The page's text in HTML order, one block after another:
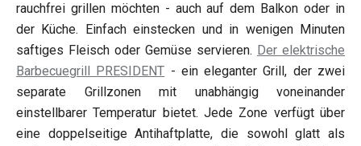
rauchfrei grillen möchten - auch auf dem Balkon oder in
der Küche. Einfach einstecken und in wenigen Minuten
saftiges Fleisch oder Gemüse servieren. Der elektrische
Barbecuegrill PRESIDENT - ein eleganter Grill, der zwei
separate Grillzonen mit unabhängig voneinander
einstellbarer Temperatur bietet. Jede Zone verfügt über
eine doppelseitige Antihaftplatte, die sowohl glatt als